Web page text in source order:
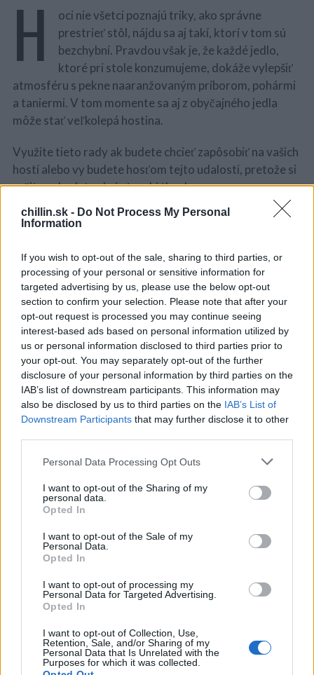
chillin.sk - Do Not Process My Personal
Information
If you wish to opt-out of the sale, sharing to third parties, or
processing of your personal or sensitive information for
targeted advertising by us, please use the below opt-out
section to confirm your selection. Please note that after your
opt-out request is processed you may continue seeing
interest-based ads based on personal information utilized by
us or personal information disclosed to third parties prior to
your opt-out. You may separately opt-out of the further
disclosure of your personal information by third parties on the
IAB’s list of downstream participants. This information may
also be disclosed by us to third parties on the IAB’s List of
Downstream Participants that may further disclose it to other
Personal Data Processing Opt Outs
I want to opt-out of the Sharing of my
personal data.
Opted In
I want to opt-out of the Sale of my
Personal Data.
Opted In
I want to opt-out of processing my
Personal Data for Targeted Advertising.
Opted In
I want to opt-out of Collection, Use,
Retention, Sale, and/or Sharing of my
Personal Data that Is Unrelated with the
Purposes for which it was collected.
H
oci nie všetci poznajú triky, ako správne
prestrieť stôl, nájdu sa aj takí, ktorí v tom sú
bezchybní. Pravdou však je, že každé jedlo,
ktoré pri stole konzumujeme, dokáže vylepšiť
atmosféru s pekne naaranžovaným príborom, pohármi
a taniermi. V tom momente sa aj z obyčajného jedla
môže stať veľkolepá hostina.
Využite tieto rady ak budete chcieť zapôsobiť na vašich
hostí alebo vy budete hosťom tejto udalosti, pretože si
určite nebudete chcieť urobiť hanbu.
Správne servírovanie na stole
Tanier na predkrm
Tanierik na pečivo
Vidlička na ryby
Vidlička na hlavný chod
Nôž na hlavný chod
Nôž na ryby
Nôž na predkrm
Lyžica na hlavné jedlo
Nôž na maslo
Lyžička na dezert
S
e
a
f
o
r
: